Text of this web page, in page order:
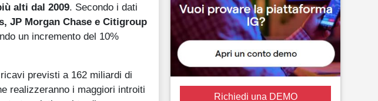
alti dal 2009. Secondo i dati
JP Morgan Chase e Citigroup
un incremento del 10%
previsti a 162 miliardi di
realizzeranno i maggiori introiti
Richiedi una DEMO